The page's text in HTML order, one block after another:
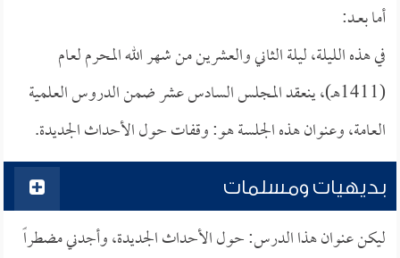
أما بعــد:
في هذه الليلة، ليلة الثاني والعشرين من شهر الله المحرم لعام
(1411هـ)، ينعقد المجلس السادس عشر ضمن الدروس العلمية
العامة، وعنوان هذه الجلسة هو: وقفات حول الأحداث الجديدة.
بديهيات ومسلمات
ليكن عنوان هذا الدرس: حول الأحداث الجديدة، وأجدني مضطراً